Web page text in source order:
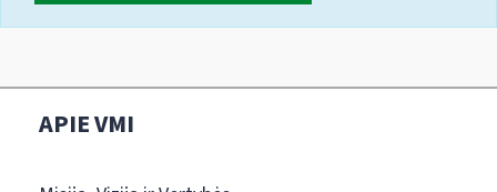
APIE VMI